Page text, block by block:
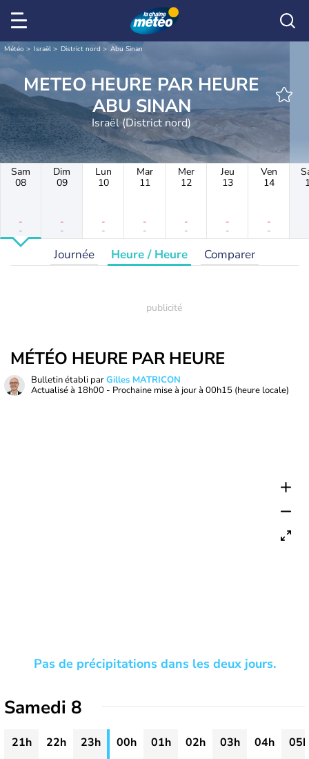
Météo Israël District nord Abu Sinan
METEO HEURE PAR HEURE
ABU SINAN
Israël (District nord)
Sam
08
-
-
Dim
09
-
-
Lun
10
-
-
Mar
11
-
-
Mer
12
-
-
Jeu
13
-
-
Ven
14
-
-
Journée Heure / Heure Comparer
MÉTÉO HEURE PAR HEURE
Bulletin établi parGilles MATRICON
Actualisé à 18h00 - Prochaine mise à jour à 00h15 (heure locale)
Pas de précipitations dans les deux jours.
Samedi 8
21h 22h 23h 00h 01h 02h 03h 04h
05h